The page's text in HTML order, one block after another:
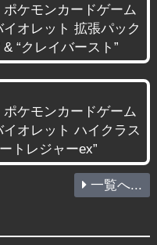
ポケモンカードゲーム
オレット 拡張パック
“クレイバースト”
ポケモンカードゲーム
オレット ハイクラス
トレジャーex”
一覧へ...